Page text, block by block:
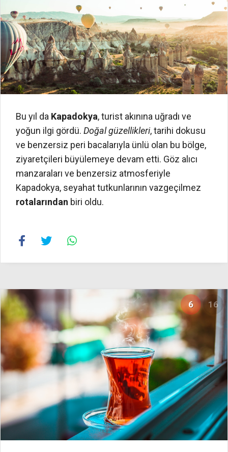
Bu yıl da Kapadokya, turist akınına uğradı ve
yoğun ilgi gördü. Doğal güzellikleri, tarihi dokusu
ve benzersiz peri bacalarıyla ünlü olan bu bölge,
ziyaretçileri büyülemeye devam etti. Göz alıcı
manzaraları ve benzersiz atmosferiyle
Kapadokya, seyahat tutkunlarının vazgeçilmez
rotalarından biri oldu.
6 16